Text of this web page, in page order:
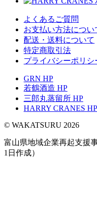
よくあるご質問
お支払い方法につい
配送・送料について
特定商取引法
プライバシーポリシ
GRN HP
若鶴酒造 HP
三郎丸蒸留所 HP
HARRY CRANES HP
© WAKATSURU 2026
富山県地域企業再起支援
1日作成）